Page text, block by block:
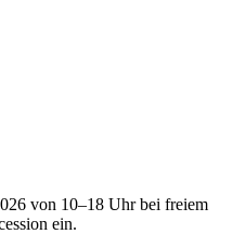
von 10–18 Uhr bei freiem
ein.